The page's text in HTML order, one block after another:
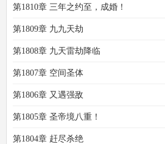
第1810章 三年之约至，成婚！
第1809章 九九天劫
第1808章 九天雷劫降临
第1807章 空间圣体
第1806章 又遇强敌
第1805章 圣帝境八重！
第1804章 赶尽杀绝